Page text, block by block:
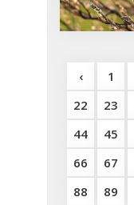
‹ 1
22
23
44
45
66
67
88
89